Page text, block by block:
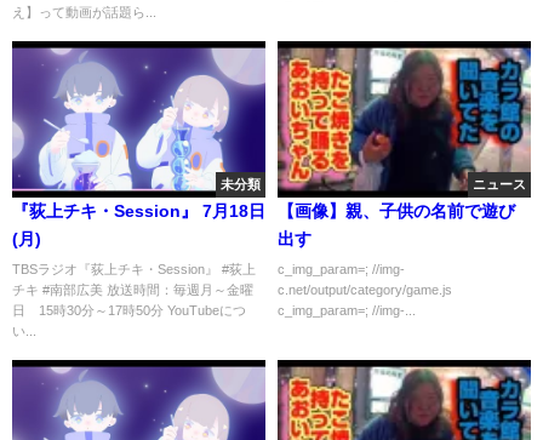
え】って動画が話題ら...
未分類
『荻上チキ・Session』 7月18日
(月)
TBSラジオ『荻上チキ・Session』 #荻上
チキ #南部広美 放送時間：毎週月～金曜
日 15時30分～17時50分 YouTubeにつ
い...
ニュース
【画像】親、子供の名前で遊び
出す
c_img_param=; //img-
c.net/output/category/game.js
c_img_param=; //img-...